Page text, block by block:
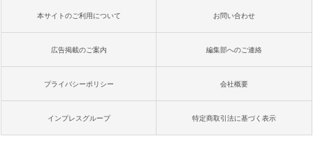
本サイトのご利用について お問い合わせ
広告掲載のご案内 編集部へのご連絡
プライバシーポリシー 会社概要
インプレスグループ 特定商取引法に基づく表示